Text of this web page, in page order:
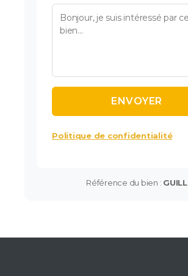
Politique de confidentialité
Référence du bien : GUILL